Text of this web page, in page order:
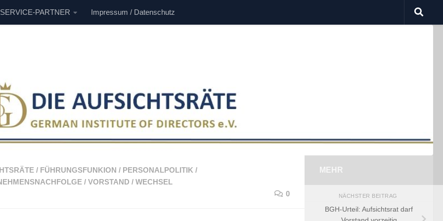
PARTNER Impressum / Datenschutz
/ FÜHRUNGSFUNKION / PERSONALPOLITIK /
/ VORSTAND / WECHSEL
0
MEHR
NÄCHSTER BEITRAG
BGH-Urteil: Aufsichtsrat darf